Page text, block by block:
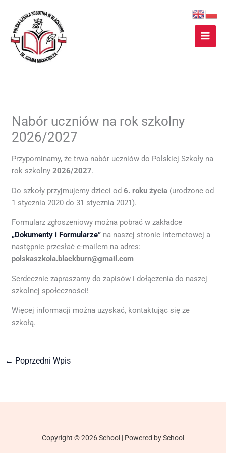
treści
Nabór uczniów na rok szkolny
2026/2027
Przypominamy, że trwa nabór uczniów do Polskiej Szkoły na
rok szkolny2026/2027.
Do szkoły przyjmujemy dzieci od6. roku życia (urodzone od
1 stycznia 2020 do 31 stycznia 2021).
Formularz zgłoszeniowy można pobrać w zakładce
„Dokumenty i Formularze” na naszej stronie internetowej a
następnie przesłać e-mailem na adres:
polskaszkola.blackburn@gmail.com
Serdecznie zapraszamy do zapisów i dołączenia do naszej
szkolnej społeczności!
Więcej informacji można uzyskać, kontaktując się ze
szkołą.
← Poprzedni Wpis
Copyright © 2026 School | Powered by School